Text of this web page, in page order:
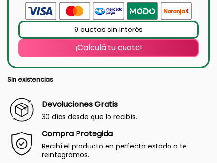
9 cuotas sin interés
¡Calculá tu cuota!
Sin existencias
Devoluciones Gratis
30 días desde que lo recibís.
Compra Protegida
Recibí el producto en perfecto estado o te
reintegramos.